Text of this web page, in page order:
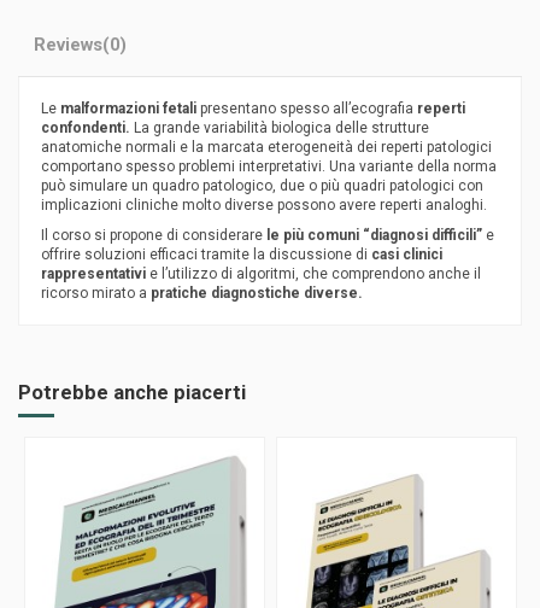
Reviews(0)
Le malformazioni fetali presentano spesso all’ecografia reperti
confondenti. La grande variabilità biologica delle strutture
anatomiche normali e la marcata eterogeneità dei reperti patologici
comportano spesso problemi interpretativi. Una variante della norma
può simulare un quadro patologico, due o più quadri patologici con
implicazioni cliniche molto diverse possono avere reperti analoghi.
Il corso si propone di considerare le più comuni “diagnosi difficili” e
offrire soluzioni efficaci tramite la discussione di casi clinici
rappresentativi e l’utilizzo di algoritmi, che comprendono anche il
ricorso mirato a pratiche diagnostiche diverse.
Potrebbe anche piacerti